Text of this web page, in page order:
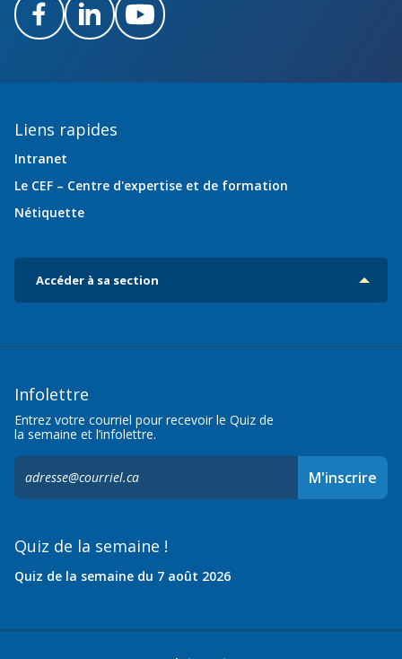
FacebookLinkedInYoutube
Liens rapides
Intranet
Le CEF – Centre d'expertise et de formation
Nétiquette
Accéder à sa section
Infolettre
Entrez votre courriel pour recevoir le Quiz de
la semaine et l’infolettre.
M'inscrire
Quiz de la semaine !
Quiz de la semaine du 7 août 2026